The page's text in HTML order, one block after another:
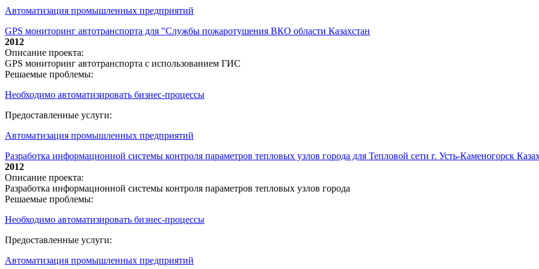
Автоматизация промышленных предприятий
GPS мониторинг автотранспорта для "Службы пожаротушения ВКО области Казахстан
2012
Описание проекта:
GPS мониторинг автотранспорта с использованием ГИС
Решаемые проблемы:
Необходимо автоматизировать бизнес-процессы
Предоставленные услуги:
Автоматизация промышленных предприятий
Разработка информационной системы контроля параметров тепловых узлов города для Тепловой сети г. Усть-Каменогорск
2012
Описание проекта:
Разработка информационной системы контроля параметров тепловых узлов города
Решаемые проблемы:
Необходимо автоматизировать бизнес-процессы
Предоставленные услуги:
Автоматизация промышленных предприятий